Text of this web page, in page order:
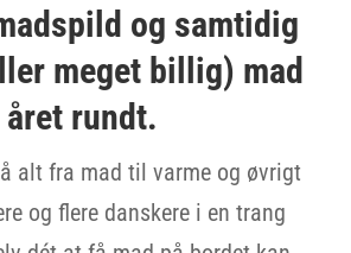
og samtidig
meget billig) mad
året rundt.
alt fra mad til varme og øvrigt
og flere danskere i en trang